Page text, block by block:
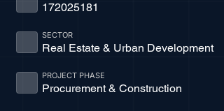
172025181
Real Estate & Urban Development
SECTOR
Procurement & Construction
PROJECT PHASE